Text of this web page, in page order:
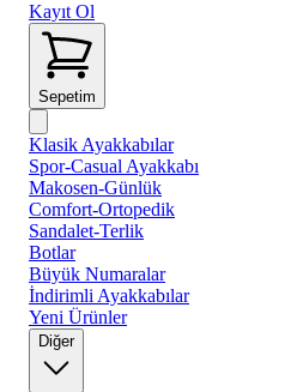
Kayıt Ol
Sepetim
Klasik Ayakkabılar
Spor-Casual Ayakkabı
Makosen-Günlük
Comfort-Ortopedik
Sandalet-Terlik
Botlar
Büyük Numaralar
İndirimli Ayakkabılar
Yeni Ürünler
Diğer